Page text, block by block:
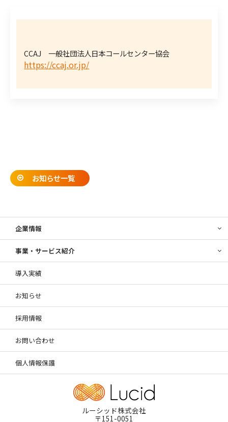
CCAJ 一般社団法人日本コールセンター協会
https://ccaj.or.jp/
お知らせ一覧
企業情報
事業・サービス紹介
導入実績
お知らせ
採用情報
お問い合わせ
個人情報保護
ルーシッド株式会社
〒151-0051